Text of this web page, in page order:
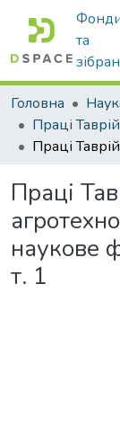
та
Головна
Праці
наукове
т. 1